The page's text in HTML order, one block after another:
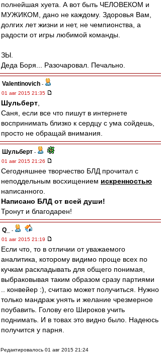
полнейшая хуета. А вот быть ЧЕЛОВЕКОМ и
МУЖИКОМ, дано не каждому. Здоровья Вам,
долгих лет жизни и нет, не чемпионства, а
радости от игры любимой команды.
ЗЫ.
Деда Боря... Разочаровал. Печально.
Valentinovich -
01 авг 2015 21:35
Шульберт
Саня, если все что пишут в интернете
воспринимать близко к сердцу с ума сойдешь,
просто не обращай внимания.
Шульберт -
01 авг 2015 21:26
Сегодняшнее творчество БЛД прочитал с
неподдельным восхищением искренностью
написанного.
Написано БЛД от всей души!
Тронут и благодарен!
Q_
-
01 авг 2015 21:19
Если что, то в отличии от уважаемого
аналитика, которому видимо проще всех по
кучкам раскладывать для общего понимая,
выбраковывая таким образом сразу партиями
.. конвейер :), считаю может получиться. Нужно
только мандраж унять и желание чрезмерное
поубавить. Голову его Широков учить
поднимать. И в товах это видно было. Надеюсь
получится у парня.
Редактировалось 01 авг 2015 21:24